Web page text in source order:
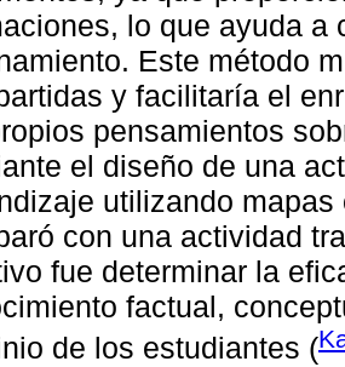
lo que ayuda a
Este método
y facilitaría el
pensamientos
el diseño de una
utilizando
con una actividad
fue determinar la
factual,
de los estudiantes (